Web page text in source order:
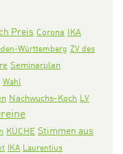
Preis Corona IKA
Württemberg ZV des
Seminarplan
Wahl
Nachwuchs-Koch LV
KÜCHE Stimmen aus
IKA Laurentius